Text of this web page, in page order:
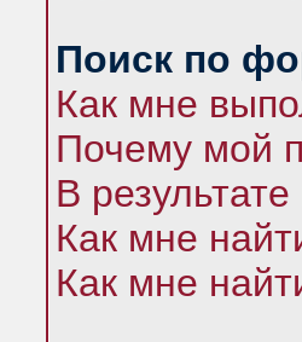
Поиск по
Как мне
Почему мой
В
Как мне
Как мне